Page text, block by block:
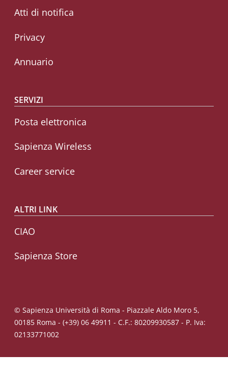
Atti di notifica
Privacy
Annuario
SERVIZI
Posta elettronica
Sapienza Wireless
Career service
ALTRI LINK
CIAO
Sapienza Store
© Sapienza Università di Roma - Piazzale Aldo Moro 5,
00185 Roma - (+39) 06 49911 - C.F.: 80209930587 - P. Iva:
02133771002